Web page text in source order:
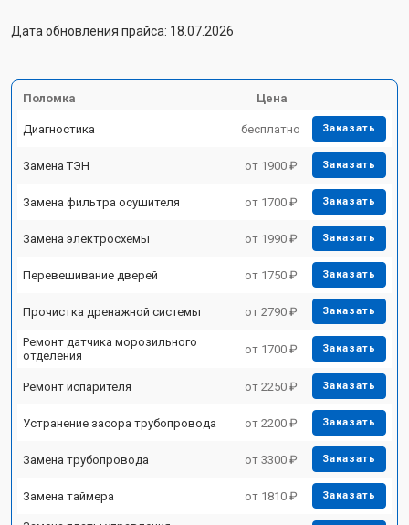
Дата обновления прайса: 18.07.2026
Поломка Цена
Диагностика бесплатно Заказать
Замена ТЭН от 1900 ₽ Заказать
Замена фильтра осушителя от 1700 ₽ Заказать
Замена электросхемы от 1990 ₽ Заказать
Перевешивание дверей от 1750 ₽ Заказать
Прочистка дренажной системы от 2790 ₽ Заказать
Ремонт датчика морозильного
отделения
от 1700 ₽ Заказать
Ремонт испарителя от 2250 ₽ Заказать
Устранение засора трубопровода от 2200 ₽ Заказать
Замена трубопровода от 3300 ₽ Заказать
Замена таймера от 1810 ₽ Заказать